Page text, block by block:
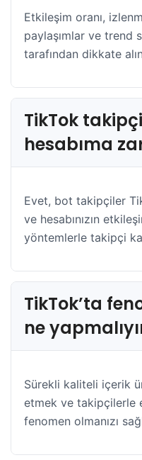
Etkileşim oranı,
paylaşımlar ve trend
tarafından dikkate
TikTok
hesabıma
Evet, bot takipçiler
ve hesabınızın
yöntemlerle takipçi
TikTok’ta
ne
Sürekli kaliteli içerik
etmek ve takipçilerle
fenomen olmanızı